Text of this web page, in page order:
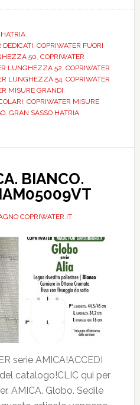
HATRIA
DEDICATI, COPRIWATER FUORI
50, COPRIWATER
LUNGHEZZA 52, COPRIWATER
LUNGHEZZA 54, COPRIWATER
MISURE GRANDI,
, COPRIWATER MISURE
, GRAN SASSO HATRIA
BIANCO.
COPRIWATER.IT
serie AMICA!ACCEDI
catalogo!CLIC qui per
AMICA. Globo. Sedile